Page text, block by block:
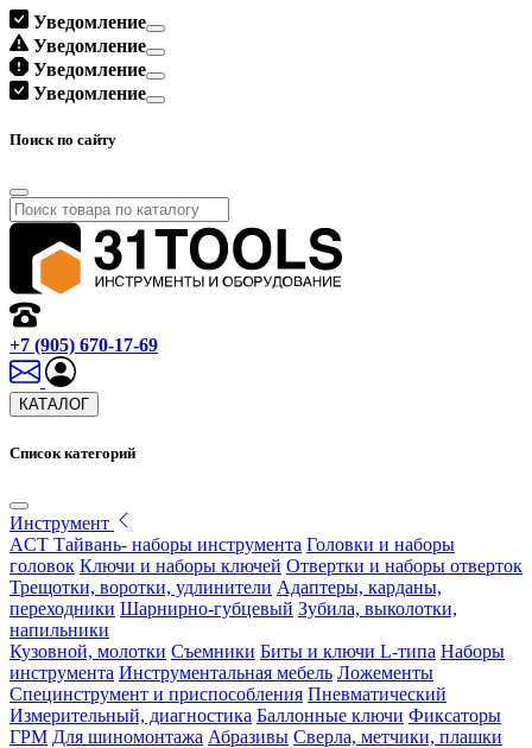
Уведомление
Уведомление
Уведомление
Уведомление
Поиск по сайту
+7 (905) 670-17-69
КАТАЛОГ
Список категорий
Инструмент
ACT Тайвань- наборы инструмента Головки и наборы
головок Ключи и наборы ключей Отвертки и наборы отверток
Трещотки, воротки, удлинители Адаптеры, карданы,
переходники Шарнирно-губцевый Зубила, выколотки,
напильники
Кузовной, молотки Съемники Биты и ключи L-типа Наборы
инструмента Инструментальная мебель Ложементы
Специнструмент и приспособления Пневматический
Измерительный, диагностика Баллонные ключи Фиксаторы
ГРМ Для шиномонтажа Абразивы Сверла, метчики, плашки